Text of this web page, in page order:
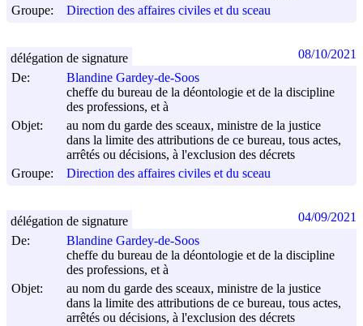
Groupe:
Direction des affaires civiles et du sceau
De:
Blandine Gardey-de-Soos
cheffe du bureau de la déontologie et de la discipline
des professions, et à
Objet:
au nom du garde des sceaux, ministre de la justice
dans la limite des attributions de ce bureau, tous actes,
arrêtés ou décisions, à l'exclusion des décrets
Groupe:
Direction des affaires civiles et du sceau
délégation de signature 08/10/2021
De:
Blandine Gardey-de-Soos
cheffe du bureau de la déontologie et de la discipline
des professions, et à
Objet:
au nom du garde des sceaux, ministre de la justice
dans la limite des attributions de ce bureau, tous actes,
arrêtés ou décisions, à l'exclusion des décrets
délégation de signature 04/09/2021